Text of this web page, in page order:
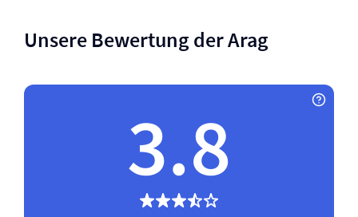
Unsere Bewertung der Arag
3.8